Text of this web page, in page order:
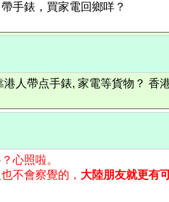
手錶，買家電回鄉咩？
人帶点手錶, 家電等貨物？
心照啦。
不會察覺的， 大陸朋友就更有